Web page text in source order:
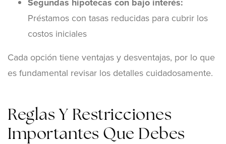
Préstamos con tasas reducidas para cubrir los
costos iniciales
Cada opción tiene ventajas y desventajas, por lo que
es fundamental revisar los detalles cuidadosamente.
Reglas Y Restricciones
Importantes Que Debes